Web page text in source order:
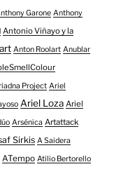
Garone Anthony
Antonio Viñayo y la
Anton Roolart Anublar
Project Ariel
Ariel Loza Ariel
Arsénica Artattack
Sirkis A Saidera
ATempo Atilio Bertorello